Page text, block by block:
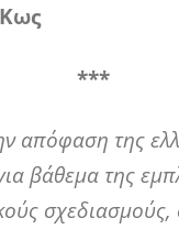
***
απόφαση της
βάθεμα της
σχεδιασμούς,